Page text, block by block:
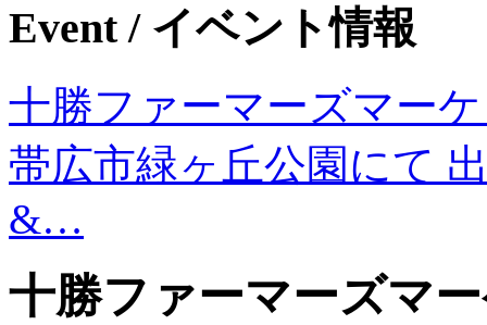
Event/ イベント情報
十勝ファーマーズマー
帯広市緑ヶ丘公園にて
&…
十勝ファーマーズマ